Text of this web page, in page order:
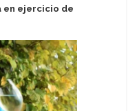
en ejercicio de